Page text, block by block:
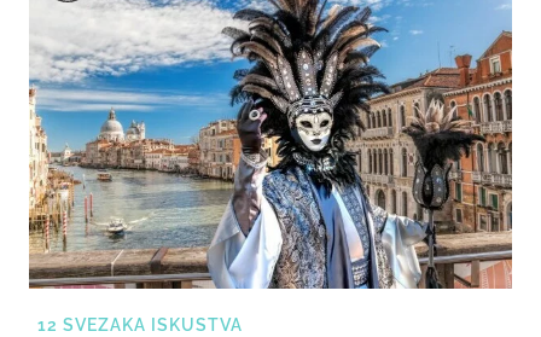
12 SVEZAKA ISKUSTVA